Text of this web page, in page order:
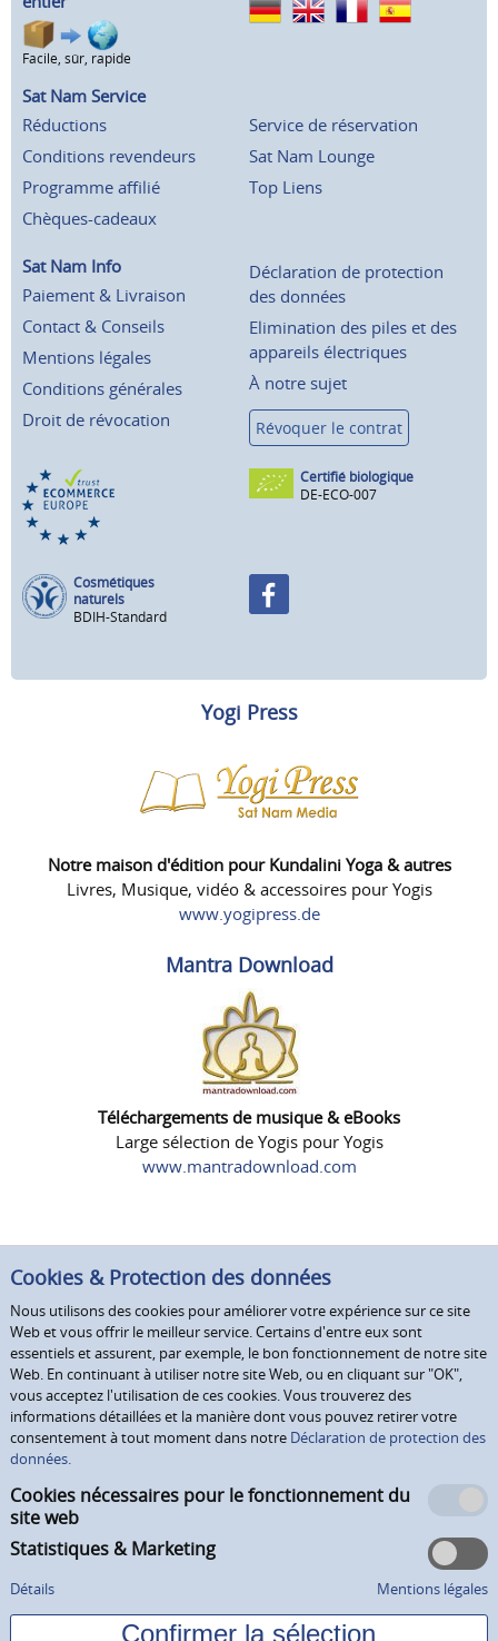
Facile, sûr, rapide
Sat Nam Service
Réductions
Conditions revendeurs
Programme affilié
Chèques-cadeaux
Service de réservation
Sat Nam Lounge
Top Liens
Sat Nam Info
Paiement & Livraison
Contact & Conseils
Mentions légales
Conditions générales
Droit de révocation
Déclaration de protection
des données
Elimination des piles et des
appareils électriques
À notre sujet
Révoquer le contrat
Certifié biologique
DE-ECO-007
Cosmétiques
naturels
BDIH-Standard
Yogi Press
Notre maison d'édition pour Kundalini Yoga & autres
Livres, Musique, vidéo & accessoires pour Yogis
www.yogipress.de
Mantra Download
Téléchargements de musique & eBooks
Large sélection de Yogis pour Yogis
www.mantradownload.com
Cookies & Protection des données
Nous utilisons des cookies pour améliorer votre expérience sur ce site
Web et vous offrir le meilleur service. Certains d'entre eux sont
essentiels et assurent, par exemple, le bon fonctionnement de notre site
Web. En continuant à utiliser notre site Web, ou en cliquant sur "OK",
vous acceptez l'utilisation de ces cookies. Vous trouverez des
informations détaillées et la manière dont vous pouvez retirer votre
consentement à tout moment dans notre Déclaration de protection des
données.
Cookies nécessaires pour le fonctionnement du
site web
Statistiques & Marketing
Détails Mentions légales